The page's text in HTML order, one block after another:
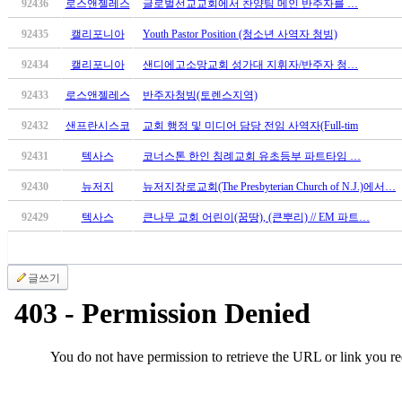
만
어
시
알
가
부
약
92436 로스앤젤레스 글로벌선교교회에서 찬양팀 메인 반주자를 …
92435 캘리포니아 Youth Pastor Position (청소년 사역자 청빙)
92434 캘리포니아 샌디에고소망교회 성가대 지휘자/반주자 청…
92433 로스앤젤레스 반주자청빙(토렌스지역)
92432 샌프란시스코 교회 행정 및 미디어 담당 전임 사역자(Full-tim
92431 텍사스 코너스톤 한인 침례교회 유초등부 파트타임 …
92430 뉴저지 뉴저지장로교회(The Presbyterian Church of N.J.)에서…
92429 텍사스 큰나무 교회 어린이(꿈땅), (큰뿌리) // EM 파트…
글쓰기